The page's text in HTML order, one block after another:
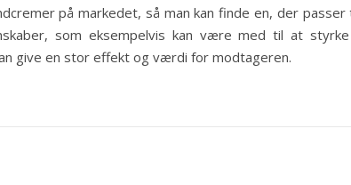
på markedet, så man kan finde en, der
som eksempelvis kan være med til at
give en stor effekt og værdi for modtageren.